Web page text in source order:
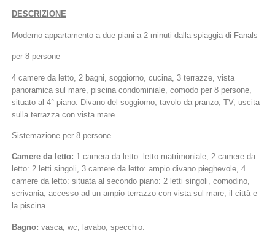
DESCRIZIONE
Moderno appartamento a due piani a 2 minuti dalla spiaggia di Fanals
per 8 persone
4 camere da letto, 2 bagni, soggiorno, cucina, 3 terrazze, vista
panoramica sul mare, piscina condominiale, comodo per 8 persone,
situato al 4° piano. Divano del soggiorno, tavolo da pranzo, TV, uscita
sulla terrazza con vista mare
Sistemazione per 8 persone.
Camere da letto: 1 camera da letto: letto matrimoniale, 2 camere da
letto: 2 letti singoli, 3 camere da letto: ampio divano pieghevole, 4
camere da letto: situata al secondo piano: 2 letti singoli, comodino,
scrivania, accesso ad un ampio terrazzo con vista sul mare, il città e
la piscina.
Bagno: vasca, wc, lavabo, specchio.